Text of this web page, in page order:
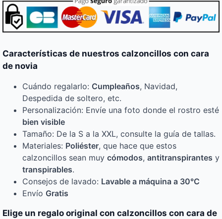
Características de nuestros calzoncillos con cara
de novia
Cuándo regalarlo: Cumpleaños, Navidad,
Despedida de soltero, etc.
Personalización: Envíe una foto donde el rostro esté
bien visible
Tamaño: De la S a la XXL, consulte la guía de tallas.
Materiales: Poliéster, que hace que estos
calzoncillos sean muy cómodos, antitranspirantes y
transpirables.
Consejos de lavado: Lavable a máquina a 30°C
Envío Gratis
Elige un regalo original con calzoncillos con cara de